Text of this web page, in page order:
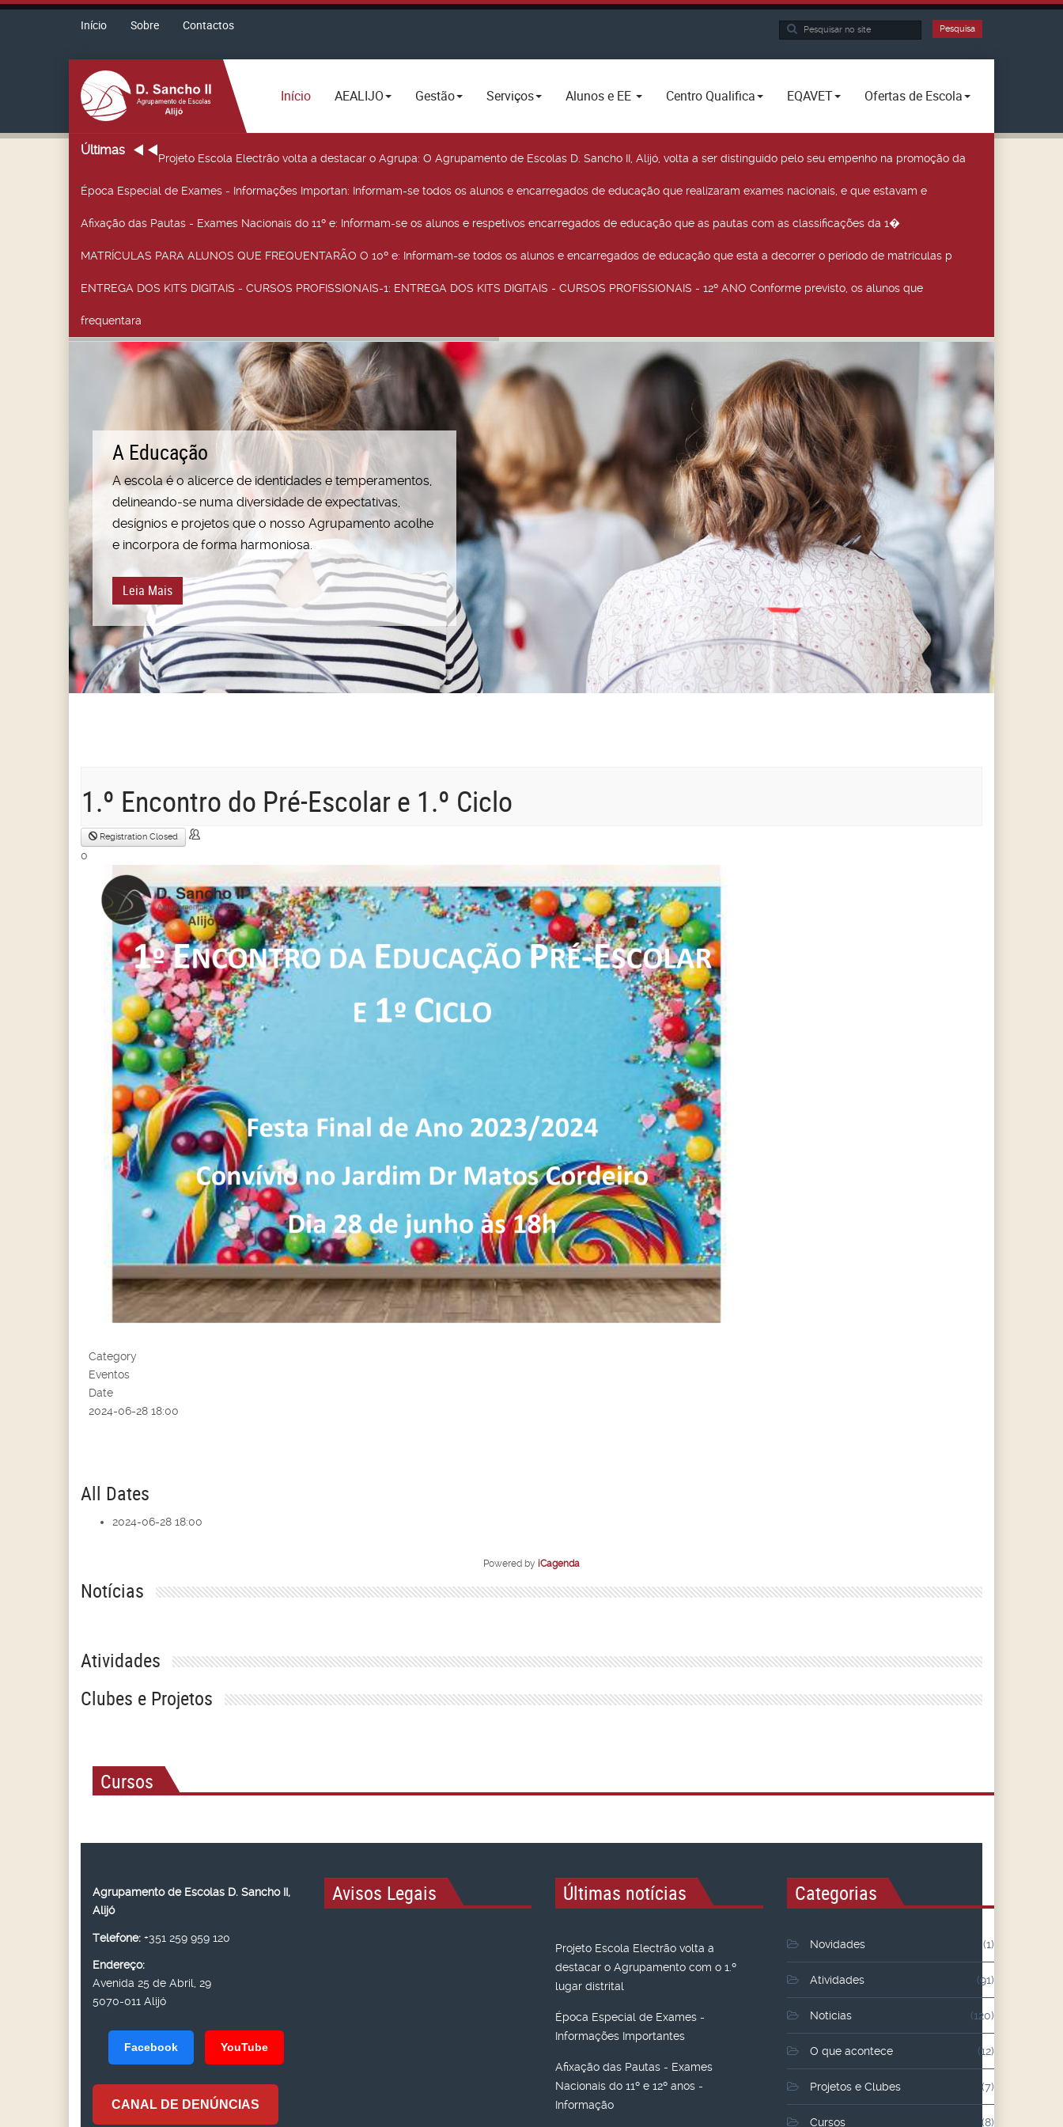
Início Sobre Contactos Pesquisa... Pesquisa
Início AEALIJO Gestão Serviços Alunos e EE Centro Qualifica EQAVET Ofertas de Escola
Últimas
Projeto Escola Electrão volta a destacar o Agrupa: O Agrupamento de Escolas D. Sancho II, Alijó, volta a ser distinguido pelo seu empenho na promoção da
Época Especial de Exames - Informações Importan: Informam-se todos os alunos e encarregados de educação que realizaram exames nacionais, e que estavam e
Afixação das Pautas - Exames Nacionais do 11º e: Informam-se os alunos e respetivos encarregados de educação que as pautas com as classificações da 1�
MATRÍCULAS PARA ALUNOS QUE FREQUENTARÃO O 10º e: Informam-se todos os alunos e encarregados de educação que está a decorrer o período de matrículas p
ENTREGA DOS KITS DIGITAIS - CURSOS PROFISSIONAIS-1: ENTREGA DOS KITS DIGITAIS - CURSOS PROFISSIONAIS - 12º ANO Conforme previsto, os alunos que
frequentara
A escola é o alicerce de identidades e temperamentos,
delineando-se numa diversidade de expectativas,
desígnios e projetos que o nosso Agrupamento acolhe
e incorpora de forma harmoniosa.
Leia Mais
A Educação
1.º Encontro do Pré-Escolar e 1.º Ciclo
Registration Closed
0
Category
Eventos
Date
2024-06-28 18:00
All Dates
2024-06-28 18:00
Powered by iCagenda
Notícias
Atividades
Clubes e Projetos
Cursos
Agrupamento de Escolas D. Sancho II,
Alijó
Telefone: +351 259 959 120
Endereço:
Avenida 25 de Abril, 29
5070-011 Alijó
Facebook YouTube
CANAL DE DENÚNCIAS
Avisos Legais Últimas notícias
Projeto Escola Electrão volta a
destacar o Agrupamento com o 1.º
lugar distrital
Época Especial de Exames -
Informações Importantes
Afixação das Pautas - Exames
Nacionais do 11º e 12º anos -
Informação
Categorias
Novidades (1)
Atividades (91)
Noticias (120)
O que acontece (12)
Projetos e Clubes (7)
Cursos (8)